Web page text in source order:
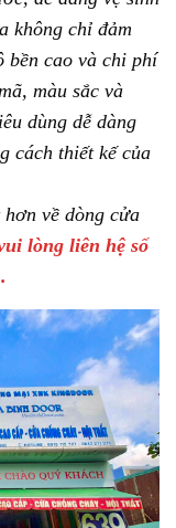
không chỉ đảm
bền cao và chi phí
màu sắc và
dùng dễ dàng
cách thiết kế của
về dòng cửa
lòng liên hệ số